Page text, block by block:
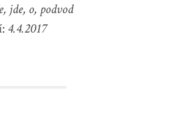
jde, o, podvod
4.4.2017